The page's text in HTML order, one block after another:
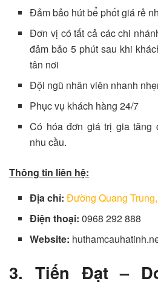
Đảm bảo hút bể phốt giá rẻ
Đơn vị có tất cả các chi
đảm bảo 5 phút sau khi
tân nơi
Đội ngũ nhân viên nhanh
Phục vụ khách hàng 24/7
Có hóa đơn giá trị gia tăng
nhu cầu.
Thông tin liên hệ:
Địa chỉ:Đường Quang
Điện thoại:0968 292 888
Website:
3. Tiến Đạt –